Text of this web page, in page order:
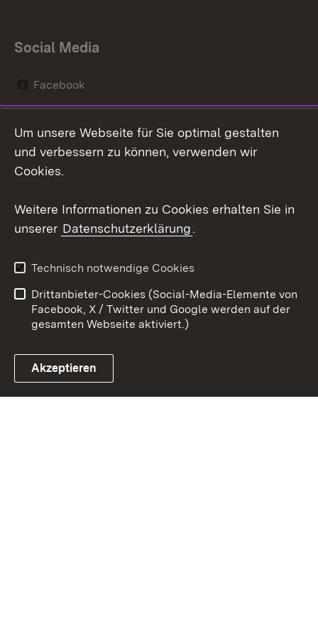
Social Media
Facebook
Social Wall
Youtube
Link zum Landesportal
Kontakt
Datenschutz
Barrierefreiheit
Impressum Cookies
Um unsere Webseite für Sie optimal gestalten
und verbessern zu können, verwenden wir
Cookies.
Weitere Informationen zu Cookies erhalten Sie in
unserer Datenschutzerklärung.
Technisch notwendige Cookies
Drittanbieter-Cookies (Social-Media-Elemente von
Facebook, X / Twitter und Google werden auf der
gesamten Webseite aktiviert.)
Akzeptieren